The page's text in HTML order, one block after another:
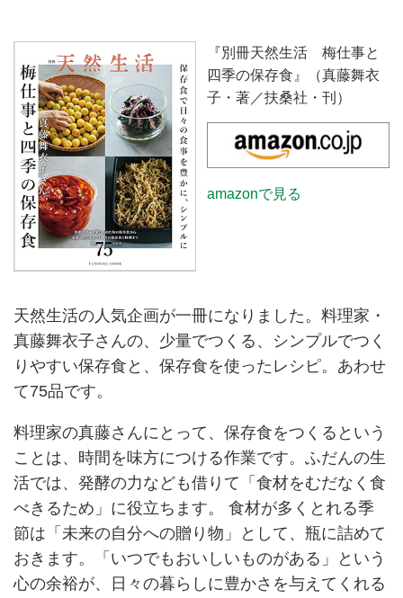
『別冊天然生活 梅仕事と
四季の保存食』（真藤舞衣
子・著／扶桑社・刊）
amazonで見る
天然生活の人気企画が一冊になりました。料理家・
真藤舞衣子さんの、少量でつくる、シンプルでつく
りやすい保存食と、保存食を使ったレシピ。あわせ
て75品です。
料理家の真藤さんにとって、保存食をつくるという
ことは、時間を味方につける作業です。ふだんの生
活では、発酵の力なども借りて「食材をむだなく食
べきるため」に役立ちます。 食材が多くとれる季
節は「未来の自分への贈り物」として、瓶に詰めて
おきます。「いつでもおいしいものがある」という
心の余裕が、日々の暮らしに豊かさを与えてくれる